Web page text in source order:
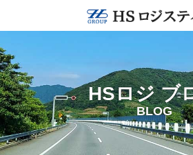
HSロジ ブ
BLOG